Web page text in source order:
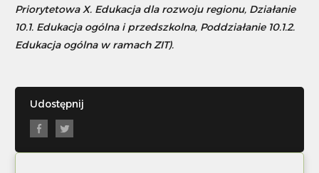
Priorytetowa X. Edukacja dla rozwoju regionu, Działanie
10.1. Edukacja ogólna i przedszkolna, Poddziałanie 10.1.2.
Edukacja ogólna w ramach ZIT).
Udostępnij